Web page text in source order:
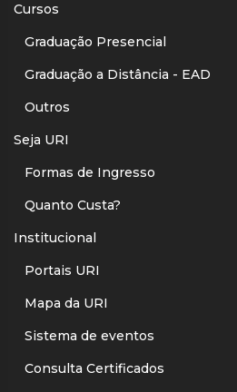
Cursos
Graduação Presencial
Graduação a Distância - EAD
Outros
Seja URI
Formas de Ingresso
Quanto Custa?
Institucional
Portais URI
Mapa da URI
Sistema de eventos
Consulta Certificados